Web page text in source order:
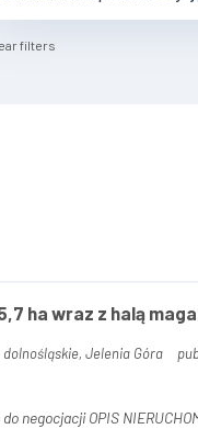
filters
ha wraz z halą
dolnośląskie, Jelenia Góra
gruntowa zabudowana składająca się z